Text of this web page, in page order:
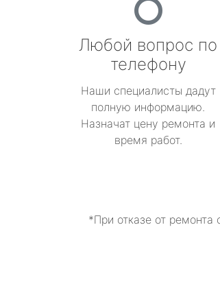
Любой вопрос по
телефону
Наши специалисты дадут
полную информацию.
Назначат цену ремонта и
время работ.
*При отказе от ремонта